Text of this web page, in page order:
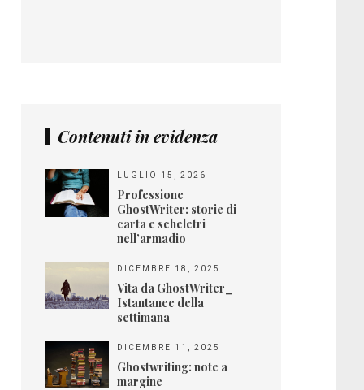
Contenuti in evidenza
LUGLIO 15, 2026
Professione
GhostWriter: storie di
carta e scheletri
nell’armadio
DICEMBRE 18, 2025
Vita da GhostWriter_
Istantanee della
settimana
DICEMBRE 11, 2025
Ghostwriting: note a
margine